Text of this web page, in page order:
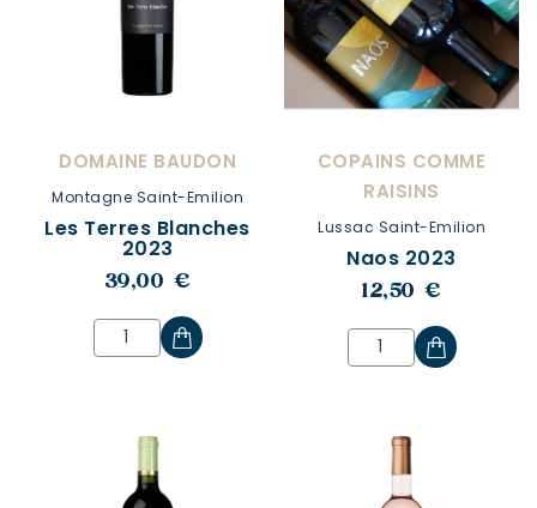
DOMAINE BAUDON
Montagne Saint-Emilion
Les Terres Blanches
2023
39,00 €
COPAINS COMME
RAISINS
Lussac Saint-Emilion
Naos 2023
12,50 €